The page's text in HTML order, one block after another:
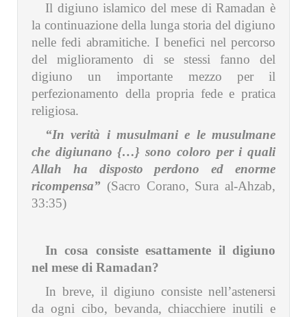
Il digiuno islamico del mese di Ramadan è
la continuazione della lunga storia del digiuno
nelle fedi abramitiche. I benefici nel percorso
del miglioramento di se stessi fanno del
digiuno un importante mezzo per il
perfezionamento della propria fede e pratica
religiosa.
“In verità i musulmani e le musulmane
che digiunano {…} sono coloro per i quali
Allah ha disposto perdono ed enorme
ricompensa” (Sacro Corano, Sura al-Ahzab,
33:35)
In cosa consiste esattamente il digiuno
nel mese di Ramadan?
In breve, il digiuno consiste nell’astenersi
da ogni cibo, bevanda, chiacchiere inutili e